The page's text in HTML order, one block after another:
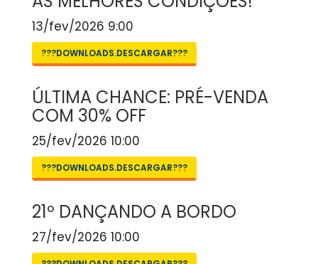
13/fev/2026 9:00
???DOWNLOADS.DESCARGAR???
ÚLTIMA CHANCE: PRÉ-VENDA
COM 30% OFF
25/fev/2026 10:00
???DOWNLOADS.DESCARGAR???
21º DANÇANDO A BORDO
27/fev/2026 10:00